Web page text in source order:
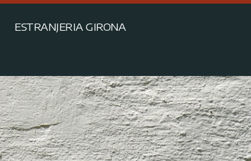
ESTRANJERIA GIRONA